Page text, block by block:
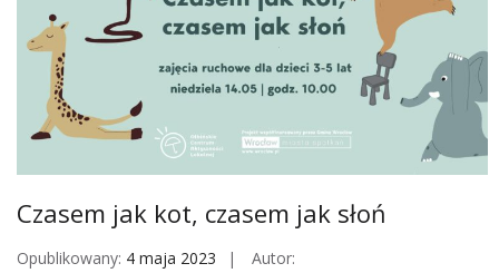
t
,
z
a
e
m
Czasem jak kot, czasem jak słoń
Opublikowany: 4 maja 2023
Autor: